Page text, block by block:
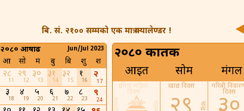
बि. सं. २१०० सम्मको एक मात्र क्यालेण्डर !
२०८० आषाढ Jun/Jul 2023
आ सो मं बु बि शु श
२८
11
२९
12
३०
13
३१
14
३२
15
१
16
२
17
३
18
४
19
५
20
६
21
७
22
८
23
९
24
२०८० कार्तिक
आइत सोम मंगल
ग्रामिण महिला
दिवस
खाद्य दिवस गरिबी
दिवस